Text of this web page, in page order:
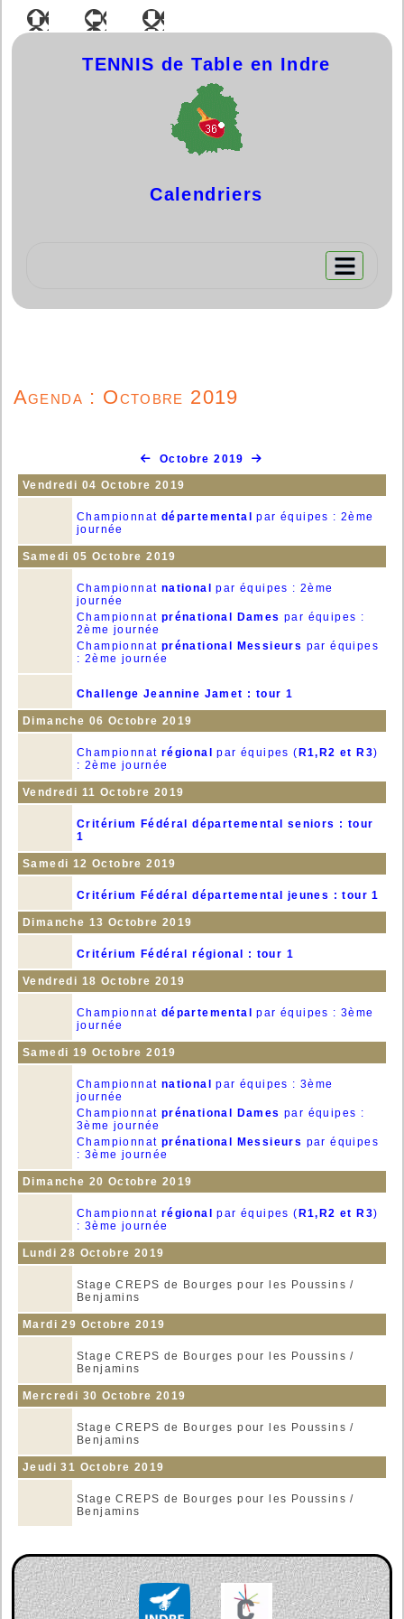
TENNIS de Table en Indre
Calendriers
Agenda : Octobre 2019
Octobre 2019
Vendredi 04 Octobre 2019
Championnat départementalpar équipes : 2ème
journée
Samedi 05 Octobre 2019
Championnat nationalpar équipes : 2ème
journée
Championnat prénational Damespar équipes :
2ème journée
Championnat prénational Messieurs par équipes
: 2ème journée
Challenge Jeannine Jamet : tour 1
Dimanche 06 Octobre 2019
Championnat régionalpar équipes ( R1,R2 et R3)
: 2ème journée
Vendredi 11 Octobre 2019
Critérium Fédéral départemental seniors : tour
1
Samedi 12 Octobre 2019
Critérium Fédéral départemental jeunes : tour 1
Dimanche 13 Octobre 2019
Critérium Fédéral régional : tour 1
Vendredi 18 Octobre 2019
Championnat départementalpar équipes : 3ème
journée
Samedi 19 Octobre 2019
Championnat nationalpar équipes : 3ème
journée
Championnat prénational Damespar équipes :
3ème journée
Championnat prénational Messieurs par équipes
: 3ème journée
Dimanche 20 Octobre 2019
Championnat régionalpar équipes ( R1,R2 et R3)
: 3ème journée
Lundi 28 Octobre 2019
Stage CREPS de Bourges pour les Poussins /
Benjamins
Mardi 29 Octobre 2019
Stage CREPS de Bourges pour les Poussins /
Benjamins
Mercredi 30 Octobre 2019
Stage CREPS de Bourges pour les Poussins /
Benjamins
Jeudi 31 Octobre 2019
Stage CREPS de Bourges pour les Poussins /
Benjamins